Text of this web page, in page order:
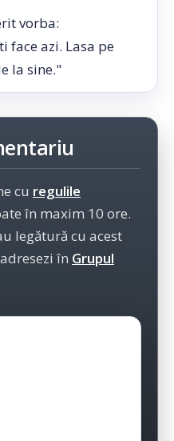
vorba:
face azi. Lasa pe
la sine."
cu regulile
în maxim 10 ore.
legătură cu acest
în Grupul